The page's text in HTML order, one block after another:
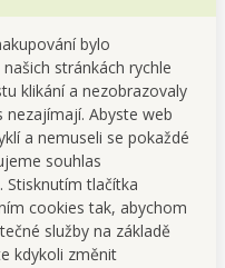
bylo
stránkách rychle
klikání a nezobrazovaly
nezajímají. Abyste web
a nemuseli se pokaždé
souhlas
Stisknutím tlačítka
cookies tak, abychom
služby na základě
kdykoli změnit
SPORT | elastické černé
na běhání kolem
pasu | nepromokavé, s
Cena pro tebe